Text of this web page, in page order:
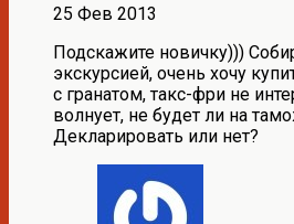
25 Фев 2013
Подскажите новичку)))
экскурсией, очень хочу
с гранатом, такс-фри не
волнует, не будет ли на
Декларировать или нет?